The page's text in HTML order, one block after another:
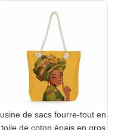
usine de sacs fourre-tout en
toile de coton épais en gros